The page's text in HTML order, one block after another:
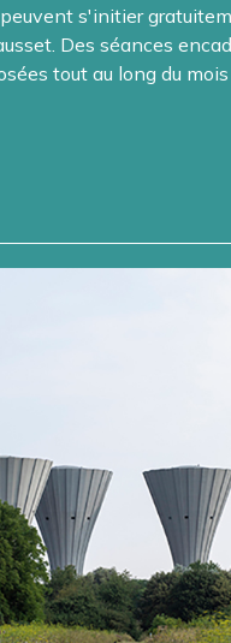
s'initier
Des séances
tout au long du